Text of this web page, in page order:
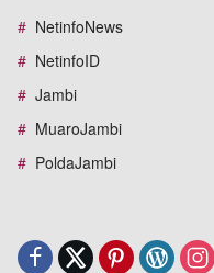
NetinfoNews
NetinfoID
Jambi
MuaroJambi
PoldaJambi